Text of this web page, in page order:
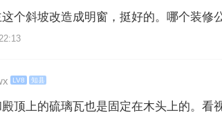
个斜坡改造成明窗，挺好的。哪个装修
LV8 知县
殿顶上的硫璃瓦也是固定在木头上的。看